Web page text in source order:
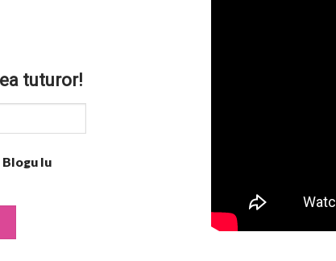
tuturor!
lu